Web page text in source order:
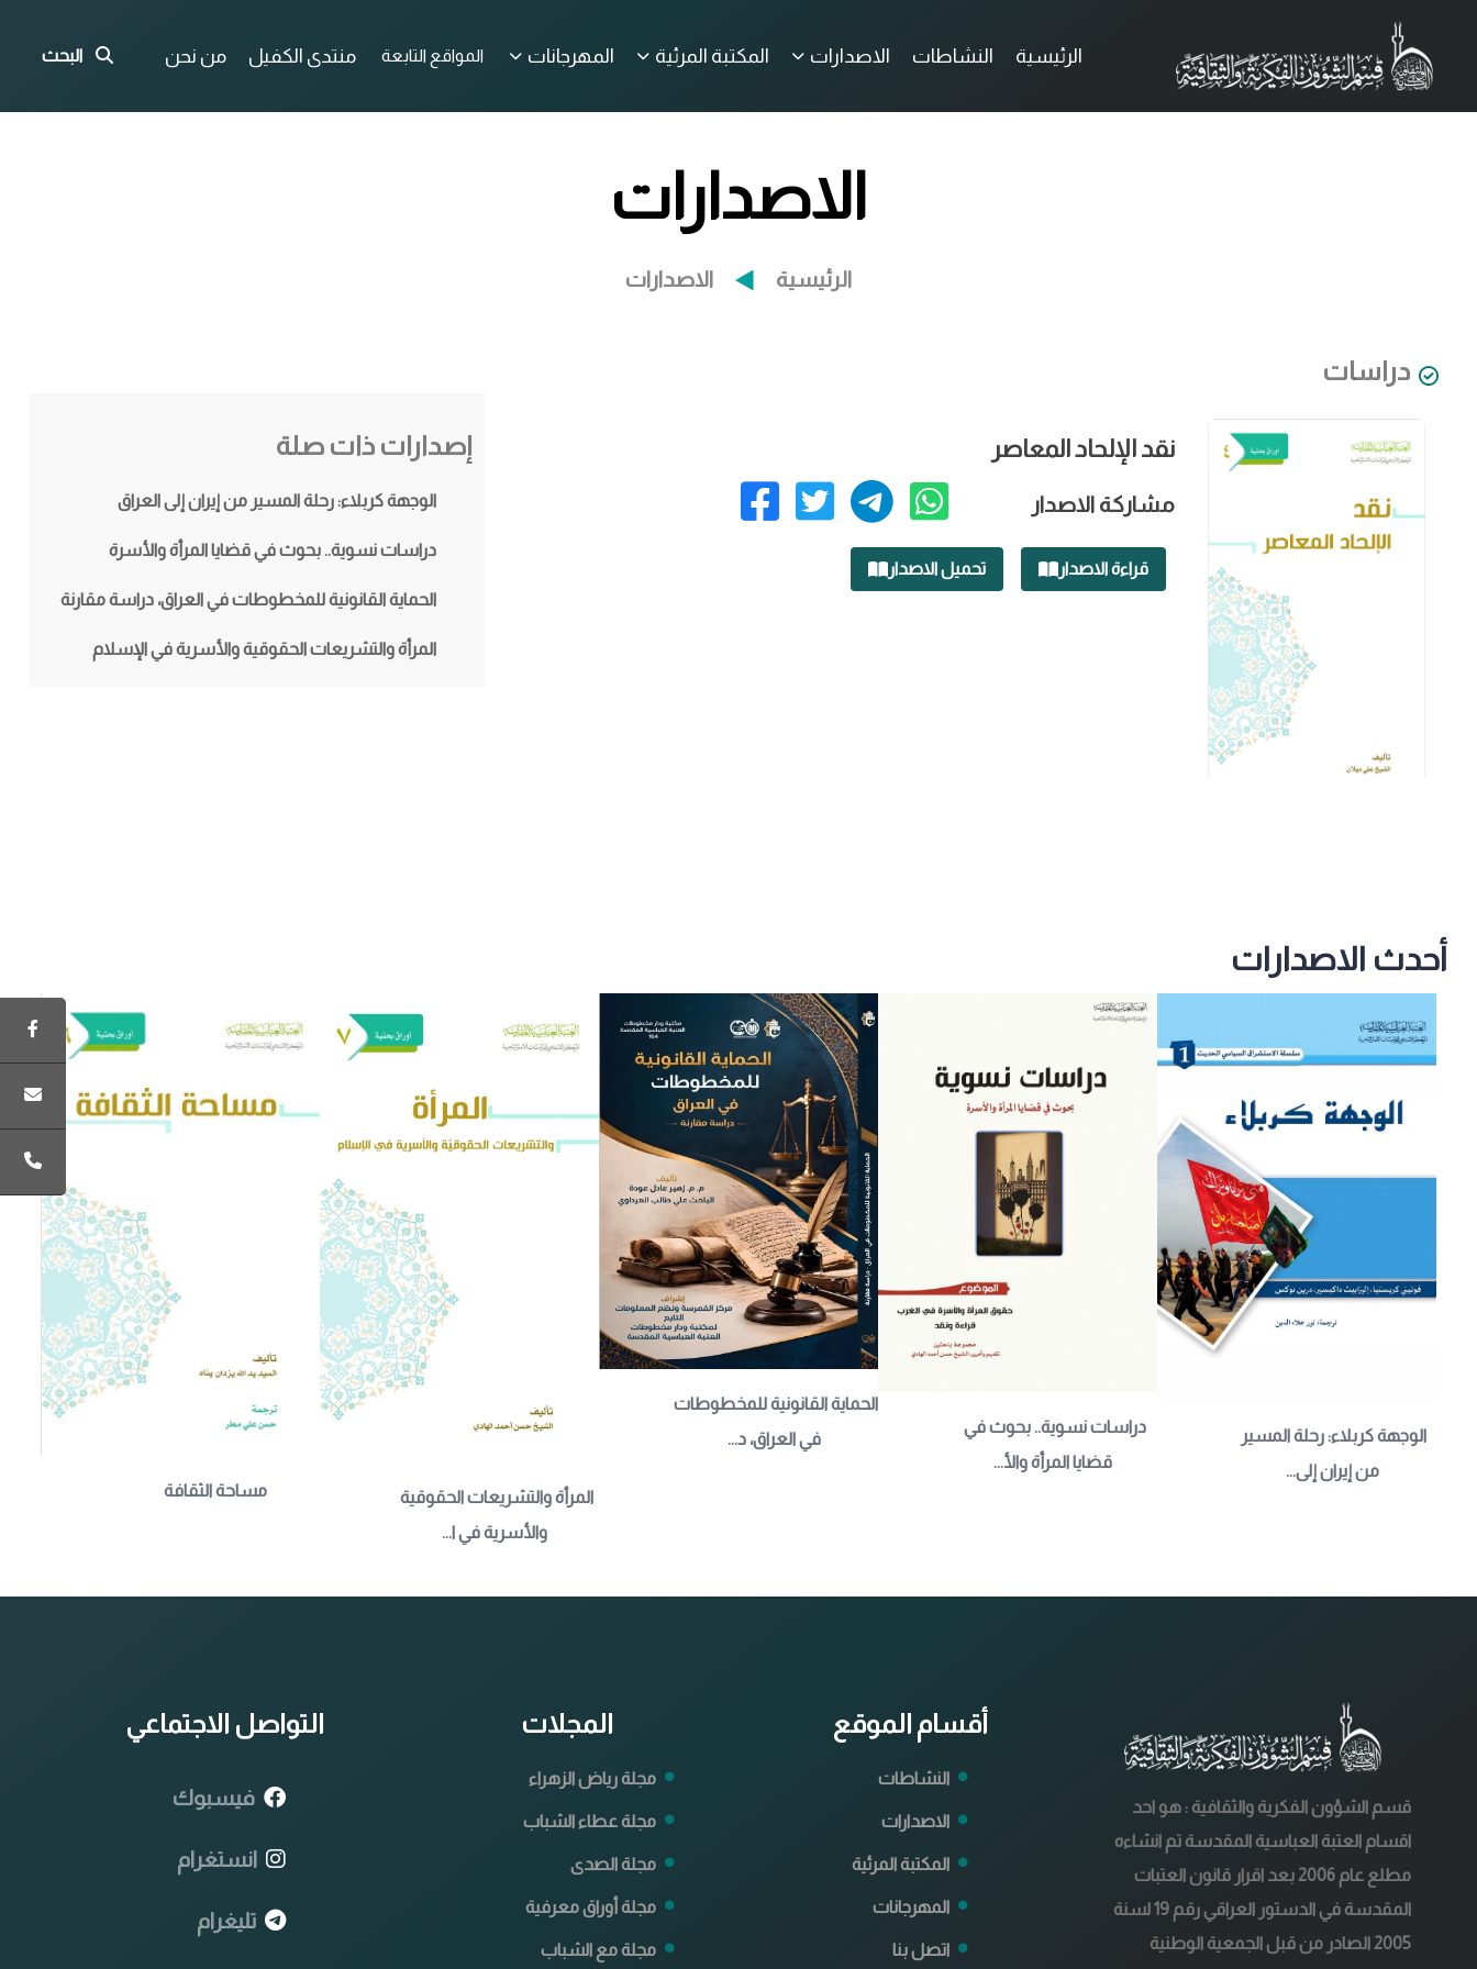
الرئيسية النشاطات الاصدارات المكتبة المرئية المهرجانات المواقع التابعة منتدى الكفيل من نحن البحث
الاصدارات
الرئيسية الاصدارات
دراسات
نقد الإلحاد المعاصر
مشاركة الاصدار
قراءة الاصدار تحميل الاصدار
إصدارات ذات صلة
الوجهة كربلاء: رحلة المسير من إيران إلى العراق
دراسات نسوية.. بحوث في قضايا المرأة والأسرة
الحماية القانونية للمخطوطات في العراق، دراسة مقارنة
المرأة والتشريعات الحقوقية والأسرية في الإسلام
أحدث الاصدارات
الوجهة كربلاء: رحلة المسير
من إيران إلى...
دراسات نسوية.. بحوث في
قضايا المرأة والأ...
الحماية القانونية للمخطوطات
في العراق، د...
المرأة والتشريعات الحقوقية
والأسرية في ا...
مساحة الثقافة
قسم الشؤون الفكرية والثقافية : هو احد
اقسام العتبة العباسية المقدسة تم انشاءه
مطلع عام 2006 بعد اقرار قانون العتبات
المقدسة في الدستور العراقي رقم 19 لسنة
2005 الصادر من قبل الجمعية الوطنية
أقسام الموقع
النشاطات
الاصدارات
المكتبة المرئية
المهرجانات
اتصل بنا
المجلات
مجلة رياض الزهراء
مجلة عطاء الشباب
مجلة الصدى
مجلة أوراق معرفية
مجلة مع الشباب
التواصل الاجتماعي
فيسبوك
انستغرام
تليغرام